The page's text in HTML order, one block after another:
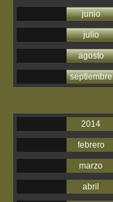
junio
julio
agosto
septiembre
2014
febrero
marzo
abril